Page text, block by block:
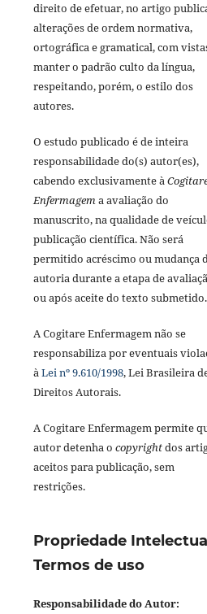
direito de efetuar, no artigo
alterações de ordem normativa,
ortográfica e gramatical, com
manter o padrão culto da língua,
respeitando, porém, o estilo dos
autores.
O estudo publicado é de inteira
responsabilidade do(s) autor(es),
cabendo exclusivamente à
Enfermagema avaliação do
manuscrito, na qualidade de
publicação científica. Não será
permitido acréscimo ou mudança
autoria durante a etapa de
ou após aceite do texto submetido.
A Cogitare Enfermagem não se
responsabiliza por eventuais
àLei nº 9.610/1998, Lei Brasileira
Direitos Autorais.
A Cogitare Enfermagem permite
autor detenha o copyrightdos
aceitos para publicação, sem
restrições.
Propriedade
Termos de uso
Responsabilidade do Autor: